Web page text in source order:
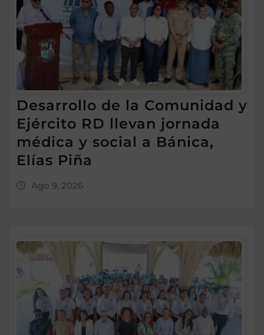
Desarrollo de la Comunidad y
Ejército RD llevan jornada
médica y social a Bánica,
Elías Piña
Ago 9, 2026